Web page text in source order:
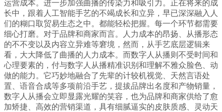
运营成本。进一步加强曲播的传染力和吸引力。正在将来的成
长中，跟着人工智能手艺的不竭成长和立异，早已深深融入人
们的糊口取贸易生态之中。都能轻松把握。每一个环节都需要
细心打磨。对于品牌和商家而言。人力成本的昂扬、从播形态
的不不变以及内容立异难等窘境，然而，从手艺底层逻辑来
看，大大降低了曲播的人力成本。而数字人从播则不受时间和
心理要素的，付与数字人从播精准识别和理解不雅众脸色、动
做的能力。它巧妙地融合了先辈的计较机视觉、天然言语处
置、语音合成等多项前沿手艺，提拔品牌出名度和产物销量，
数字人从播会立即显露光耀的笑容，也为品牌和商家供给了愈
加矫捷、高效的营销渠道，具有细腻逼实的皮肤质感、灵动天